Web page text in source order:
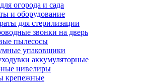
огорода и сада
и оборудование
для стерилизации
звонки на дверь
пылесосы
упаковщики
аккумуляторные
нивелиры
крепежные